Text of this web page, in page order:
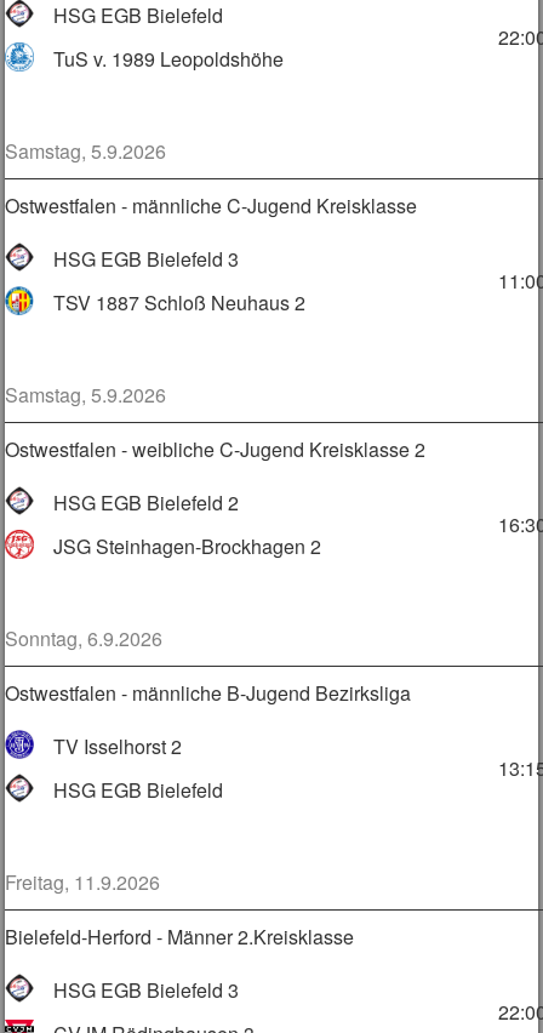
HSG EGB Bielefeld
TuS v. 1989 Leopoldshöhe
Samstag, 5.9.2026
Ostwestfalen - männliche C-Jugend Kreisklasse
HSG EGB Bielefeld 3
TSV 1887 Schloß Neuhaus 2
Samstag, 5.9.2026
Ostwestfalen - weibliche C-Jugend Kreisklasse 2
HSG EGB Bielefeld 2
JSG Steinhagen-Brockhagen 2
Sonntag, 6.9.2026
Ostwestfalen - männliche B-Jugend Bezirksliga
TV Isselhorst 2
HSG EGB Bielefeld
Freitag, 11.9.2026
Bielefeld-Herford - Männer 2.Kreisklasse
HSG EGB Bielefeld 3